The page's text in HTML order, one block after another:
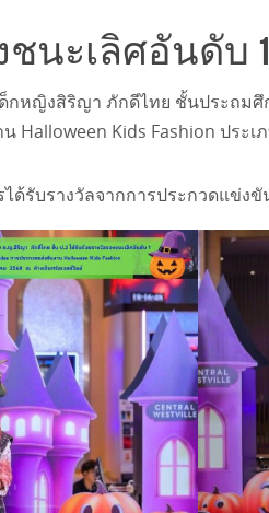
ชนะเลิศอันดับ
หญิงสิริญา ภักดีไทย ชั้นประถม
Halloween Kids Fashion ประ
ด้รับรางวัลจากการประกวดแข่ง